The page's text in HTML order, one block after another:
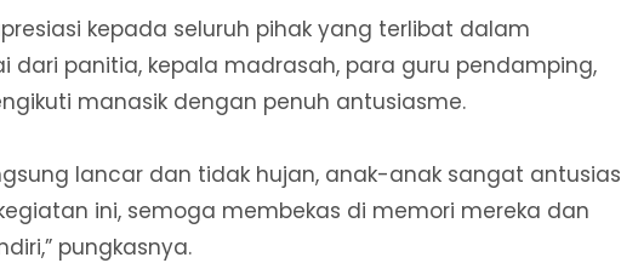
kepada seluruh pihak yang terlibat dalam
dari panitia, kepala madrasah, para guru pendamping,
manasik dengan penuh antusiasme.
lancar dan tidak hujan, anak-anak sangat antusias
ini, semoga membekas di memori mereka dan
pungkasnya.